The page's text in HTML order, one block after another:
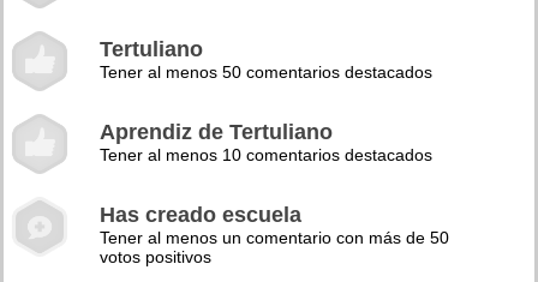
Tertuliano
Tener al menos 50 comentarios destacados
Aprendiz de Tertuliano
Tener al menos 10 comentarios destacados
Has creado escuela
Tener al menos un comentario con más de 50
votos positivos